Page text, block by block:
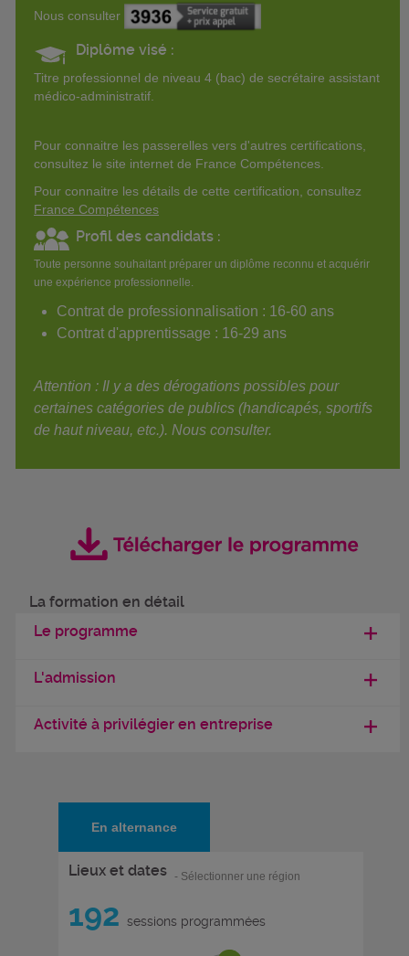
Nous consulter
Diplôme visé :
Titre professionnel de niveau 4 (bac) de secrétaire assistant
médico-administratif.
Pour connaitre les passerelles vers d'autres certifications,
consultez le site internet de France Compétences.
Pour connaitre les détails de cette certification, consultez
France Compétences
Profil des candidats :
Toute personne souhaitant préparer un diplôme reconnu et acquérir
une expérience professionnelle.
Contrat de professionnalisation : 16-60 ans
Contrat d'apprentissage : 16-29 ans
Attention : Il y a des dérogations possibles pour
certaines catégories de publics (handicapés, sportifs
de haut niveau, etc.). Nous consulter.
La formation en détail
Le programme
L'admission
Activité à privilégier en entreprise
En alternance
Lieux et dates - Sélectionner une région
192 sessions programmées